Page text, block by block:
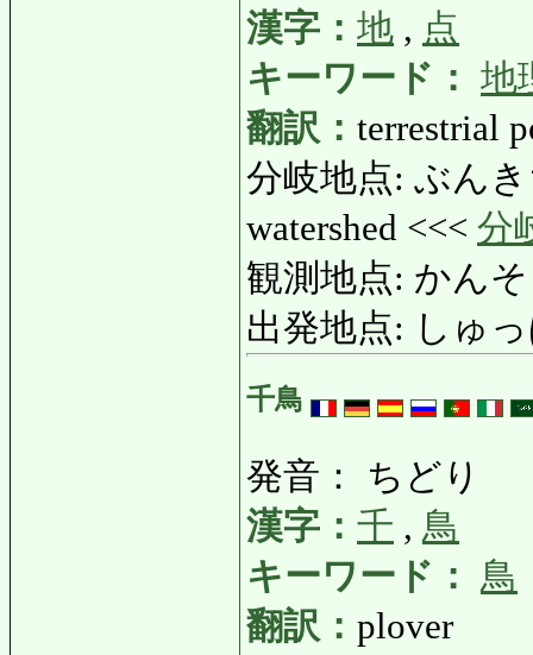
漢字： 地 , 点
キーワード： 地
翻訳： terrestrial
分岐地点: ぶん
watershed <<< 分
観測地点: かん
出発地点: しゅ
千鳥
発音： ちどり
漢字： 千 , 鳥
キーワード：
鳥
翻訳： plover